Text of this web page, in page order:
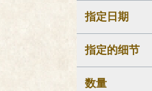
指定日期
指定的细节
数量